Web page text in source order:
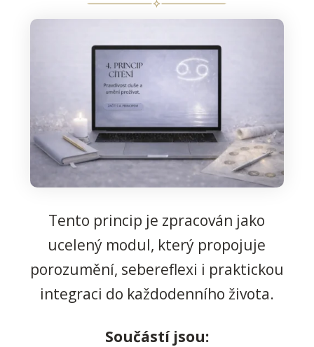
Tento princip je zpracován jako
ucelený modul, který propojuje
porozumění, sebereflexi i praktickou
integraci do každodenního života.
Součástí jsou: